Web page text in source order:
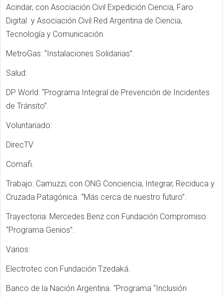
Acindar, con Asociación Civil Expedición Ciencia, Faro
Digital y Asociación Civil Red Argentina de Ciencia,
Tecnología y Comunicación.
MetroGas: “Instalaciones Solidarias”.
Salud:
DP World: “Programa Integral de Prevención de Incidentes
de Tránsito”.
Voluntariado:
DirecTV
Comafi.
Trabajo: Camuzzi, con ONG Conciencia, Integrar, Reciduca y
Cruzada Patagónica. “Más cerca de nuestro futuro”.
Trayectoria: Mercedes Benz con Fundación Compromiso:
“Programa Genios”.
Varios:
Electrotec con Fundación Tzedaká.
Banco de la Nación Argentina. “Programa “Inclusión